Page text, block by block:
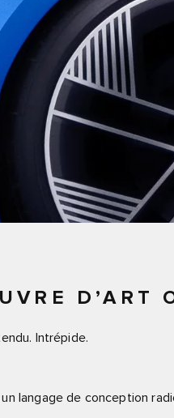
D’ART
Intrépide.
langage de conception